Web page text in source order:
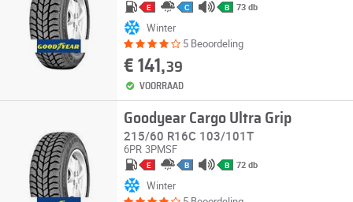
E C B 73 db
Winter
5 Beoordeling
€ 141,39
VOORRAAD
Goodyear Cargo Ultra Grip
215/60 R16C 103/101T
6PR 3PMSF
E B B 72 db
Winter